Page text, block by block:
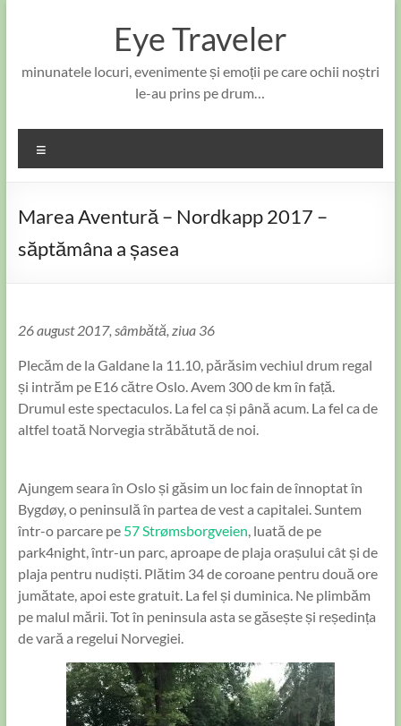
Eye Traveler
minunatele locuri, evenimente și emoții pe care ochii noștri
le-au prins pe drum…
Marea Aventură – Nordkapp 2017 –
săptămâna a șasea
26 august 2017, sâmbătă, ziua 36
Plecăm de la Galdane la 11.10, părăsim vechiul drum regal
și intrăm pe E16 către Oslo. Avem 300 de km în față.
Drumul este spectaculos. La fel ca și până acum. La fel ca de
altfel toată Norvegia străbătută de noi.
Ajungem seara în Oslo și găsim un loc fain de înnoptat în
Bygdøy, o peninsulă în partea de vest a capitalei. Suntem
într-o parcare pe 57 Strømsborgveien, luată de pe
park4night, într-un parc, aproape de plaja orașului cât și de
plaja pentru nudiști. Plătim 34 de coroane pentru două ore
jumătate, apoi este gratuit. La fel și duminica. Ne plimbăm
pe malul mării. Tot în peninsula asta se găsește și reședința
de vară a regelui Norvegiei.